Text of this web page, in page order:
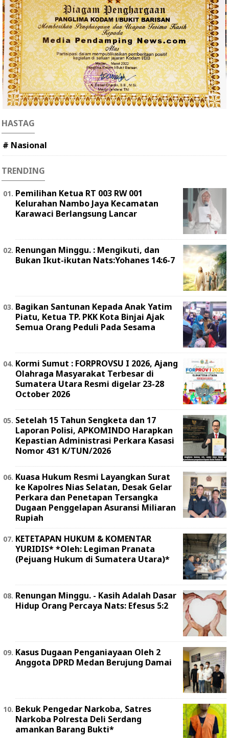
HASTAG
# Nasional
TRENDING
Pemilihan Ketua RT 003 RW 001
Kelurahan Nambo Jaya Kecamatan
Karawaci Berlangsung Lancar
Renungan Minggu. : Mengikuti, dan
Bukan Ikut-ikutan Nats:Yohanes 14:6-7
Bagikan Santunan Kepada Anak Yatim
Piatu, Ketua TP. PKK Kota Binjai Ajak
Semua Orang Peduli Pada Sesama
Kormi Sumut : FORPROVSU I 2026, Ajang
Olahraga Masyarakat Terbesar di
Sumatera Utara Resmi digelar 23-28
October 2026
Setelah 15 Tahun Sengketa dan 17
Laporan Polisi, APKOMINDO Harapkan
Kepastian Administrasi Perkara Kasasi
Nomor 431 K/TUN/2026
Kuasa Hukum Resmi Layangkan Surat
ke Kapolres Nias Selatan, Desak Gelar
Perkara dan Penetapan Tersangka
Dugaan Penggelapan Asuransi Miliaran
Rupiah
KETETAPAN HUKUM & KOMENTAR
YURIDIS* *Oleh: Legiman Pranata
(Pejuang Hukum di Sumatera Utara)*
Renungan Minggu. - Kasih Adalah Dasar
Hidup Orang Percaya Nats: Efesus 5:2
Kasus Dugaan Penganiayaan Oleh 2
Anggota DPRD Medan Berujung Damai
Bekuk Pengedar Narkoba, Satres
Narkoba Polresta Deli Serdang
amankan Barang Bukti*